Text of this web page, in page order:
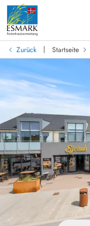
Zurück | Startseite